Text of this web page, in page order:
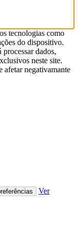
tecnologias como
do dispositivo.
dados,
neste site.
afetar negativamante
Ver